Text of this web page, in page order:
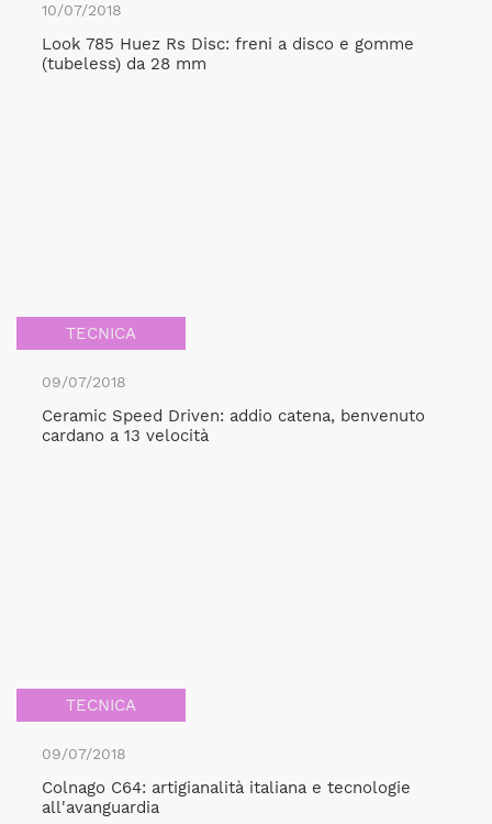
10/07/2018
Look 785 Huez Rs Disc: freni a disco e gomme
(tubeless) da 28 mm
TECNICA
09/07/2018
Ceramic Speed Driven: addio catena, benvenuto
cardano a 13 velocità
TECNICA
09/07/2018
Colnago C64: artigianalità italiana e tecnologie
all'avanguardia